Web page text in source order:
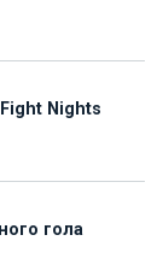
Nights
гола